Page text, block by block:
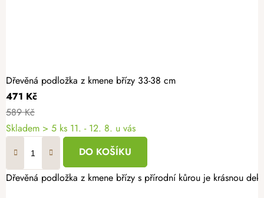
Dřevěná podložka z kmene břízy 33-38 cm
471 Kč
589 Kč
Skladem > 5 ks 11. - 12. 8. u vás
DO KOŠÍKU
Dřevěná podložka z kmene břízy s přírodní kůrou je krásnou